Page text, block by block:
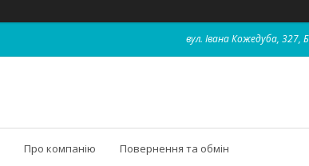
вул. Івана Кожедуба, 327,
Про компанію Повернення та обмін